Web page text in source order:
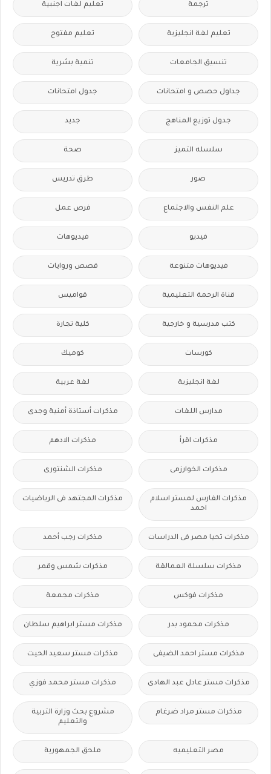
ترجمة تعليم لغات اجنبية
تعليم لغة انجليزية تعليم مفتوح
تنسيق الجامعات تنمية بشرية
جداول حصص و امتحانات جدول امتحانات
جدول توزيع المناهج جديد
سلسله التميز صحة
صور طرق تدريس
علم النفس والاجتماع فرص عمل
فيديو فيديوهات
فيديوهات متنوعة قصص وروايات
قناة الرحمة التعليمية قواميس
كتب مدرسية و خارجية كلية تجارة
كورسات كوميك
لغة انجليزية لغة عربية
مدارس اللغات مذكرات أستاذة أمنية وجدى
مذكرات اقرأ مذكرات الادهم
مذكرات الخوارزمى مذكرات الشنتورى
مذكرات الفارس لمستر اسلام
احمد
مذكرات المجتهد فى الرياضيات
مذكرات تحيا مصر فى الدراسات مذكرات رجب أحمد
مذكرات سلسلة العمالقة مذكرات شمس وقمر
مذكرات فوكس مذكرات مجمعة
مذكرات محمود بدر مذكرات مستر ابراهيم سلطان
مذكرات مستر احمد الضيفى مذكرات مستر سعيد الحيت
مذكرات مستر عادل عبد الهادى مذكرات مستر محمد فوزي
مذكرات مستر مراد ضرغام
مشروع بحث وزارة التربية
والتعليم
مصر التعليميه ملحق الجمهورية